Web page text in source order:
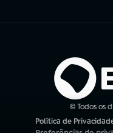
© Todos os
Política de
(abre em nova aba)